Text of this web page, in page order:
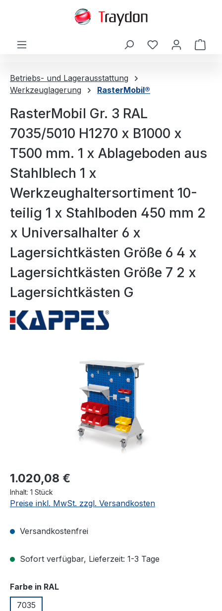
Betriebs- und Lagerausstattung
Werkzeuglagerung
RasterMobil®
RasterMobil Gr. 3 RAL
7035/5010 H1270 x B1000 x
T500 mm. 1 x Ablageboden aus
Stahlblech 1 x
Werkzeughaltersortiment 10-
teilig 1 x Stahlboden 450 mm 2
x Universalhalter 6 x
Lagersichtkästen Größe 6 4 x
Lagersichtkästen Größe 7 2 x
Lagersichtkästen G
1.020,08 €
Inhalt: 1 Stück
Preise inkl. MwSt. zzgl. Versandkosten
Versandkostenfrei
Sofort verfügbar, Lieferzeit: 1-3 Tage
Farbe in RALauswählen
7035